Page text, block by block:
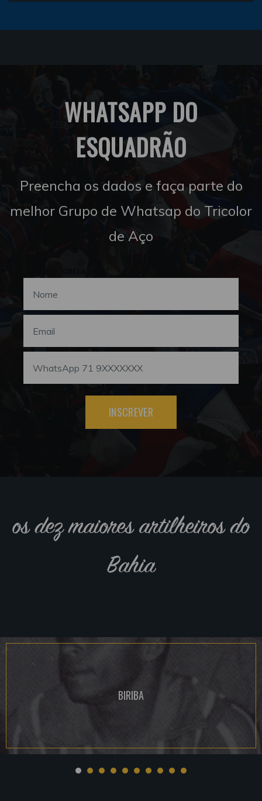
WHATSAPP DO
ESQUADRÃO
Preencha os dados e faça parte do
melhor Grupo de Whatsap do Tricolor
de Aço
INSCREVER
os dez maiores artilheiros do
Bahia
BIRIBA